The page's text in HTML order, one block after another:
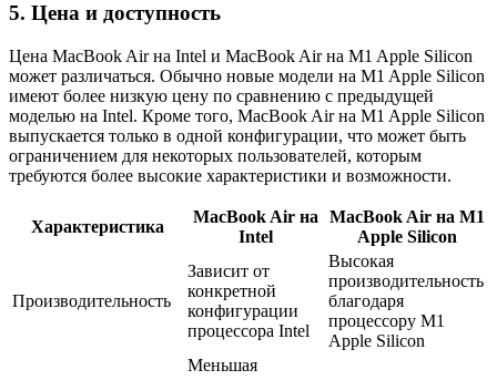
5. Цена и доступность
Цена MacBook Air на Intel и MacBook Air на M1 Apple Silicon
может различаться. Обычно новые модели на M1 Apple Silicon
имеют более низкую цену по сравнению с предыдущей
моделью на Intel. Кроме того, MacBook Air на M1 Apple Silicon
выпускается только в одной конфигурации, что может быть
ограничением для некоторых пользователей, которым
требуются более высокие характеристики и возможности.
Характеристика
MacBook Air на
Intel
MacBook Air на M1
Apple Silicon
Производительность
Зависит от
конкретной
конфигурации
процессора Intel
Высокая
производительность
благодаря
процессору M1
Apple Silicon
Меньшая